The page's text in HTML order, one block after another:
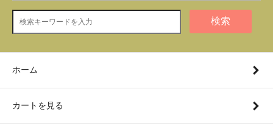
検索
ホーム
カートを見る